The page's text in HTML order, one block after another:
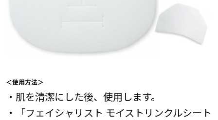
＜使用方法＞
・肌を清潔にした後、使用します。
・「フェイシャリスト モイストリンクルシート